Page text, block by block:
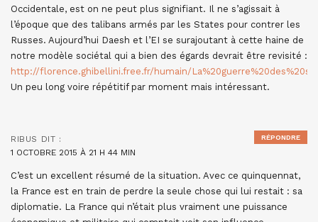
Occidentale, est on ne peut plus signifiant. Il ne s’agissait à
l’époque que des talibans armés par les States pour contrer les
Russes. Aujourd’hui Daesh et l’EI se surajoutant à cette haine de
notre modèle sociétal qui a bien des égards devrait être revisité :
http://florence.ghibellini.free.fr/humain/
Un peu long voire répétitif par moment mais intéressant.
RIBUS DIT :
1 OCTOBRE 2015 À 21 H 44 MIN
C’est un excellent résumé de la situation. Avec ce quinquennat,
la France est en train de perdre la seule chose qui lui restait : sa
diplomatie. La France qui n’était plus vraiment une puissance
RÉPONDRE